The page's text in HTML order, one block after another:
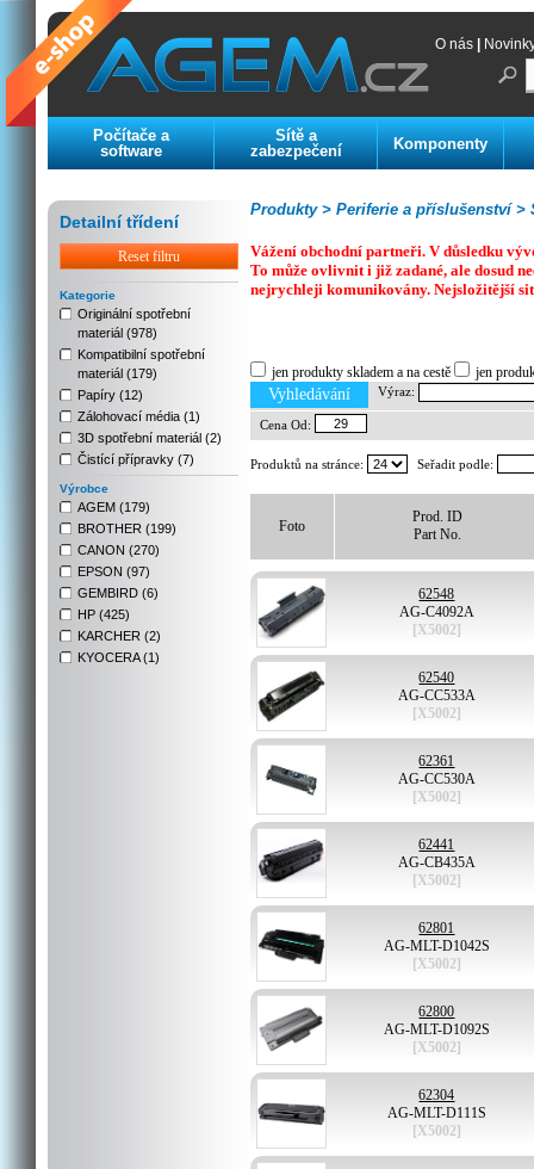
O nás
Počítače a
software
Sítě a
zabezpečení
Komponenty
Detailní třídení
Reset filtru
Kategorie
Originální spotřební
materiál (978)
Kompatibilní spotřební
materiál (179)
Papíry (12)
Zálohovací média (1)
3D spotřební materiál (2)
Čistící přípravky (7)
Výrobce
AGEM (179)
BROTHER (199)
CANON (270)
EPSON (97)
GEMBIRD (6)
HP (425)
KARCHER (2)
KYOCERA (1)
Periferie a příslušenství >
Produkty >
Vážení obchodní partneři. V důsledku
To může ovlivnit i již zadané, ale dosud
nejrychleji komunikovány. Nejsložitější
jen produkty skladem a na cestě jen
Vyhledávání Výraz:
Cena Od:
Produktů na stránce: Seřadit podle:
Foto
Prod. ID
Part No.
62548
AG-C4092A
[X5002]
62540
AG-CC533A
[X5002]
62361
AG-CC530A
[X5002]
62441
AG-CB435A
[X5002]
62801
AG-MLT-D1042S
[X5002]
62800
AG-MLT-D1092S
[X5002]
62304
AG-MLT-D111S
[X5002]